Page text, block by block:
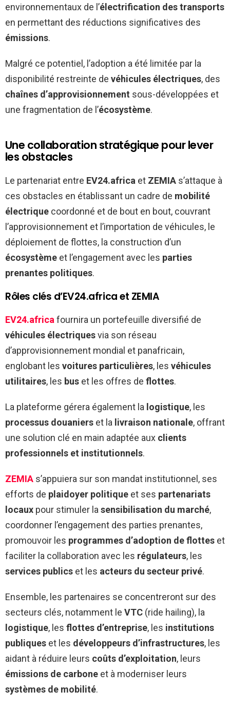
environnementaux de l’électrification des transports
en permettant des réductions significatives des
émissions.
Malgré ce potentiel, l’adoption a été limitée par la
disponibilité restreinte de véhicules électriques, des
chaînes d’approvisionnement sous-développées et
une fragmentation de l’écosystème.
Une collaboration stratégique pour lever
les obstacles
Le partenariat entre EV24.africa et ZEMIA s’attaque à
ces obstacles en établissant un cadre de mobilité
électrique coordonné et de bout en bout, couvrant
l’approvisionnement et l’importation de véhicules, le
déploiement de flottes, la construction d’un
écosystème et l’engagement avec les parties
prenantes politiques.
Rôles clés d’EV24.africa et ZEMIA
EV24.africa fournira un portefeuille diversifié de
véhicules électriquesvia son réseau
d’approvisionnement mondial et panafricain,
englobant les voitures particulières, les véhicules
utilitaires, les bus et les offres de flottes.
La plateforme gérera également la logistique, les
processus douaniers et la livraison nationale, offrant
une solution clé en main adaptée aux clients
professionnels et institutionnels.
ZEMIA s’appuiera sur son mandat institutionnel, ses
efforts de plaidoyer politique et ses partenariats
locaux pour stimuler la sensibilisation du marché,
coordonner l’engagement des parties prenantes,
promouvoir les programmes d’adoption de flottes et
faciliter la collaboration avec les régulateurs, les
services publics et les acteurs du secteur privé.
Ensemble, les partenaires se concentreront sur des
secteurs clés, notamment le VTC (ride hailing), la
logistique, les flottes d’entreprise, les institutions
publiques et les développeurs d’infrastructures, les
aidant à réduire leurs coûts d’exploitation, leurs
émissions de carbone et à moderniser leurs
systèmes de mobilité.